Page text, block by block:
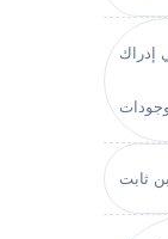
إدراك
ثابت